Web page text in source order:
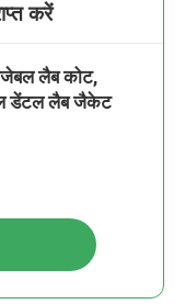
करें
लैब कोट,
डेंटल लैब जैकेट